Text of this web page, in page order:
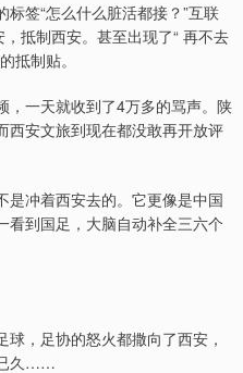
签“怎么什么脏活都接？”互联
抵制西安。甚至出现了“ 再不去
抵制贴。
，一天就收到了4万多的骂声。陕
西安文旅到现在都没敢再开放评
是冲着西安去的。它更像是中国
看到国足，大脑自动补全三六个
，足协的怒火都撒向了西安，
已久……